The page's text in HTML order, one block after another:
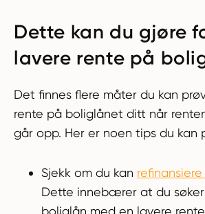
Dette kan du gjøre
lavere rente på
Det finnes flere måter du kan
rente på boliglånet ditt når
går opp. Her er noen tips du kan
Sjekk om du kan
Dette innebærer at du
boliglån med en lavere